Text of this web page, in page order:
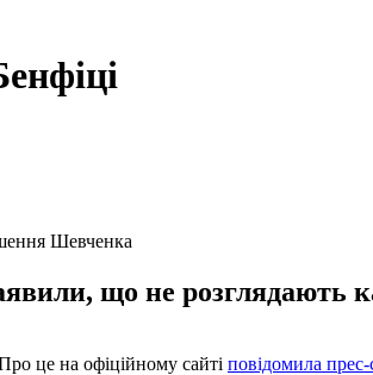
Шевченка
що не розглядають
це на офіційному сайті повідомила